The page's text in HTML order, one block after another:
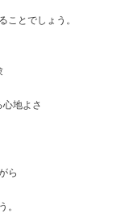
ことでしょう。
地よさ
ら
。